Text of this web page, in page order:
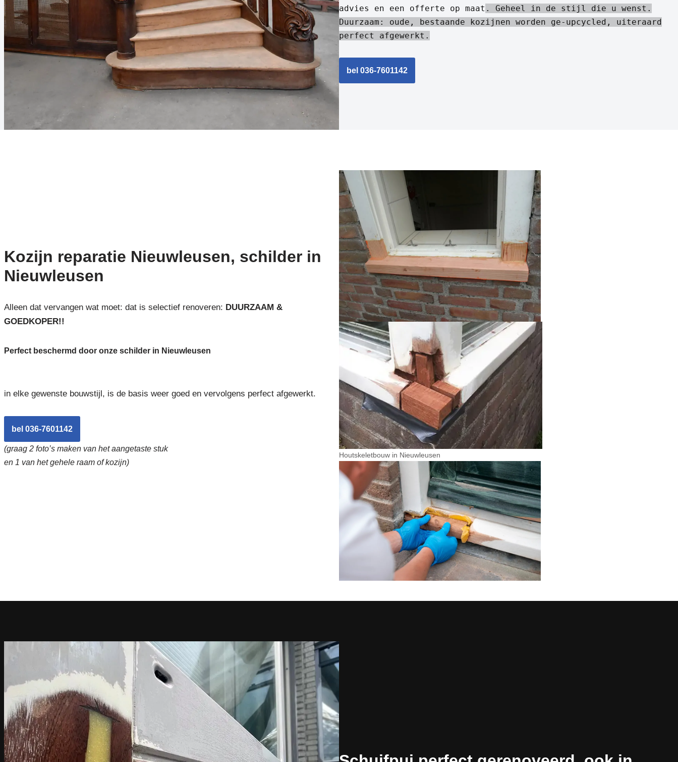
advies en een offerte op maat . Geheel in de stijl die u wenst.
Duurzaam: oude, bestaande kozijnen worden ge-upcycled, uiteraard
perfect afgewerkt.
bel 036-7601142
Kozijn reparatie Nieuwleusen, schilder in
Nieuwleusen
Alleen dat vervangen wat moet: dat is selectief renoveren: DUURZAAM &
GOEDKOPER!!
Perfect beschermd door onze schilder in Nieuwleusen
in elke gewenste bouwstijl, is de basis weer goed en vervolgens perfect afgewerkt.
bel 036-7601142
(graag 2 foto’s maken van het aangetaste stuk
en 1 van het gehele raam of kozijn)
Houtskeletbouw in Nieuwleusen